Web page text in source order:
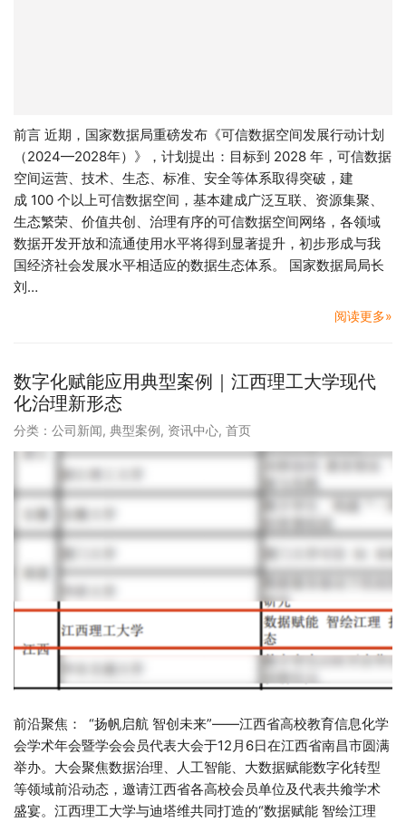
前言 近期，国家数据局重磅发布《可信数据空间发展行动计划
（2024—2028年）》，计划提出：目标到 2028 年，可信数据
空间运营、技术、生态、标准、安全等体系取得突破，建
成 100 个以上可信数据空间，基本建成广泛互联、资源集聚、
生态繁荣、价值共创、治理有序的可信数据空间网络，各领域
数据开发开放和流通使用水平将得到显著提升，初步形成与我
国经济社会发展水平相适应的数据生态体系。 国家数据局局长
刘…
阅读更多»
数字化赋能应用典型案例｜江西理工大学现代
化治理新形态
分类： 公司新闻, 典型案例, 资讯中心, 首页
前沿聚焦： “扬帆启航 智创未来”——江西省高校教育信息化学
会学术年会暨学会会员代表大会于12月6日在江西省南昌市圆满
举办。大会聚焦数据治理、人工智能、大数据赋能数字化转型
等领域前沿动态，邀请江西省各高校会员单位及代表共飨学术
盛宴。江西理工大学与迪塔维共同打造的“数据赋能 智绘江理